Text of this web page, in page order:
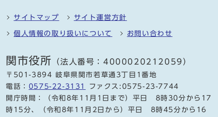
サイトマップ サイト運営方針
個人情報の取り扱いについて お問い合わせ
関市役所 （法人番号：4000020212059）
〒501-3894 岐阜県関市若草通3丁目1番地
電話： 0575-22-3131
ファクス:0575-23-7744
開庁時間：（令和8年11月1日まで）平日 8時30分から17
時15分、（令和8年11月2日から）平日 8時45分から16